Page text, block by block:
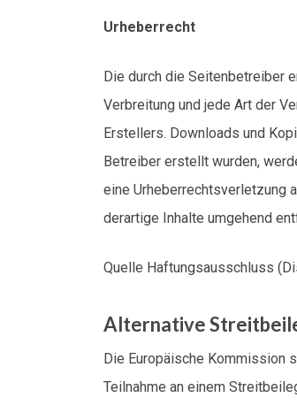
Urheberrecht
Die durch die Seitenbetreiber
Verbreitung und jede Art der
Erstellers. Downloads und
Betreiber erstellt wurden,
eine Urheberrechtsverletzung
derartige Inhalte umgehend
Quelle Haftungsausschluss
Alternative
Die Europäische Kommission
Teilnahme an einem